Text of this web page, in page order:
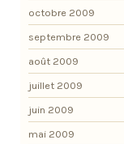
octobre 2009
septembre 2009
août 2009
juillet 2009
juin 2009
mai 2009